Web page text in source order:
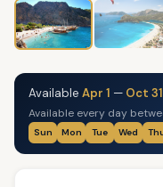
Available Apr 1 — Oct 31
Available every day
Sun Mon Tue Wed